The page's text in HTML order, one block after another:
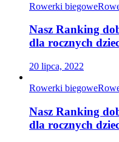
Rowerki biegowe
Nasz Ranking
dla rocznych
20 lipca, 2022
Rowerki biegowe
Nasz Ranking
dla rocznych